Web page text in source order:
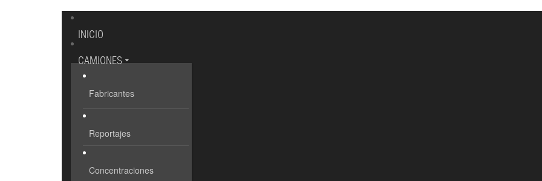
INICIO
CAMIONES
Fabricantes
Reportajes
Concentraciones